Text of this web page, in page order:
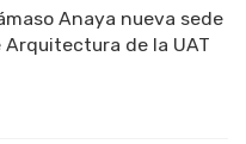
Anaya nueva sede
de la UAT